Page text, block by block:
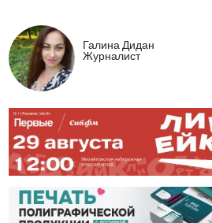
Галина Дидан
Журналист